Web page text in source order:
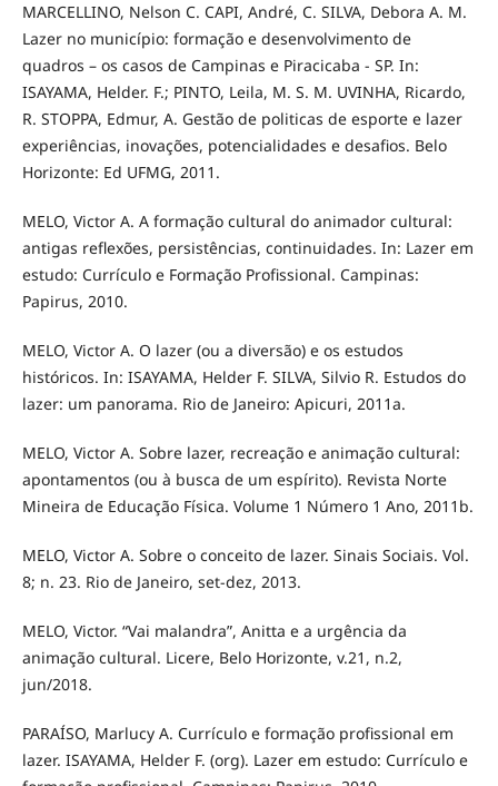
MARCELLINO, Nelson C. CAPI, André, C. SILVA, Debora A. M.
Lazer no município: formação e desenvolvimento de
quadros – os casos de Campinas e Piracicaba - SP. In:
ISAYAMA, Helder. F.; PINTO, Leila, M. S. M. UVINHA, Ricardo,
R. STOPPA, Edmur, A. Gestão de politicas de esporte e lazer
experiências, inovações, potencialidades e desafios. Belo
Horizonte: Ed UFMG, 2011.
MELO, Victor A. A formação cultural do animador cultural:
antigas reflexões, persistências, continuidades. In: Lazer em
estudo: Currículo e Formação Profissional. Campinas:
Papirus, 2010.
MELO, Victor A. O lazer (ou a diversão) e os estudos
históricos. In: ISAYAMA, Helder F. SILVA, Silvio R. Estudos do
lazer: um panorama. Rio de Janeiro: Apicuri, 2011a.
MELO, Victor A. Sobre lazer, recreação e animação cultural:
apontamentos (ou à busca de um espírito). Revista Norte
Mineira de Educação Física. Volume 1 Número 1 Ano, 2011b.
MELO, Victor A. Sobre o conceito de lazer. Sinais Sociais. Vol.
8; n. 23. Rio de Janeiro, set-dez, 2013.
MELO, Victor. “Vai malandra”, Anitta e a urgência da
animação cultural. Licere, Belo Horizonte, v.21, n.2,
jun/2018.
PARAÍSO, Marlucy A. Currículo e formação profissional em
lazer. ISAYAMA, Helder F. (org). Lazer em estudo: Currículo e